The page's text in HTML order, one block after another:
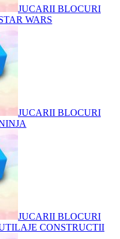
JUCARII BLOCURI
WARS
JUCARII BLOCURI
JUCARII BLOCURI
CONSTRUCTII